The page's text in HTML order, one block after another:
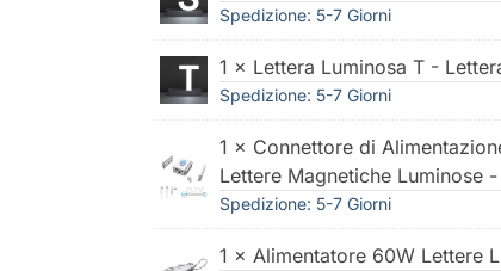
Spedizione: 5-7 Giorni
1 × Lettera Luminosa T -
Spedizione: 5-7 Giorni
1 × Connettore di
Lettere Magnetiche Luminose
Spedizione: 5-7 Giorni
1 × Alimentatore 60W Lettere